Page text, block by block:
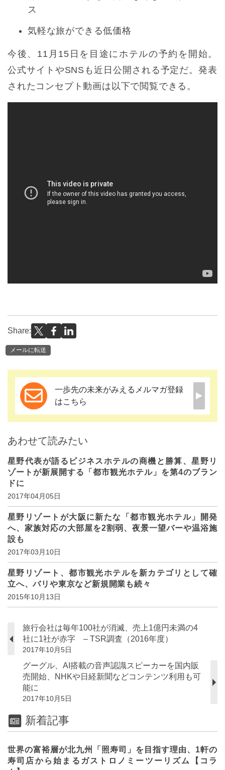
ス
気軽な旅ができる低価格
今後、11月15日を目途にホテルの予約を開始。
公式サイトやSNSも近日公開される予定だ。発表
されたコンセプト動画は以下で閲覧できる。
Share:
メールに転送
一歩先の未来がみえるメルマガ登録
はこちら
あわせて読みたい
星野代表が語るビジネスホテルの商機と勝算、星野リ
ゾートが新展開する「都市観光ホテル」を第4のブラン
ドに
2017年04月05日
星野リゾートが大阪に新たな「都市観光ホテル」開発
へ、家族対応の大部屋を2割弱、夜景一望バーや温浴施
設も
2017年03月10日
星野リゾート、都市観光ホテルを新カテゴリとして確
立へ、バリや東京など新規開業も続々
2015年10月13日
旅行会社は毎年100社が消滅、売上1億円未満の4
社に1社が赤字 – TSR調査（2016年度）
2017年10月5日
グーグル、AI搭載の音声認識スピーカーを国内販
売開始、NHKや日経新聞などコンテンツ利用も可
能に
2017年10月5日
新着記事
世界の富裕層が北九州「照寿司」を目指す理由、1軒の
寿司店から始まるガストロノミーツーリズム【コラ